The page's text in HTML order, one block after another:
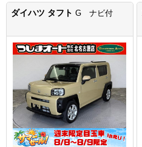
ダイハツ タフト G ナビ付